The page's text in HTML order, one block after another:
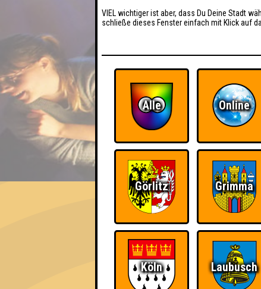
EVENTS
Katalins Hütte
Errungenschaften
Kleiner Hinweis: bei uns sind Teams,
für diese auch Errungenschaften für den
VIEL wichtiger ist aber, dass Du Deine Stadt
schließe dieses Fenster einfach mit Klick auf
Alle Online
Görlitz Grimma
Köln Laubusch